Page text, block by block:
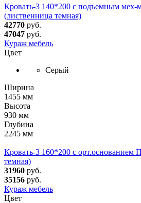
Кровать-3 140*200 с подъемным
(лиственница темная)
42770 руб.
47047 руб.
Кураж мебель
Цвет
Серый
Ширина
1455 мм
Высота
930 мм
Глубина
2245 мм
Кровать-3 160*200 с орт.основанием
темная)
31960 руб.
35156 руб.
Кураж мебель
Цвет